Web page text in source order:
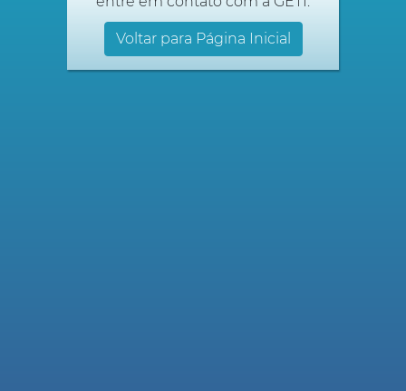
Voltar para Página Inicial